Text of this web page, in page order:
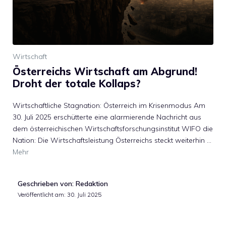
Wirtschaft
Österreichs Wirtschaft am Abgrund!
Droht der totale Kollaps?
Wirtschaftliche Stagnation: Österreich im Krisenmodus Am
30. Juli 2025 erschütterte eine alarmierende Nachricht aus
dem österreichischen Wirtschaftsforschungsinstitut WIFO die
Nation: Die Wirtschaftsleistung Österreichs steckt weiterhin …
Mehr
Geschrieben von: Redaktion
Veröffentlicht am: 30. Juli 2025